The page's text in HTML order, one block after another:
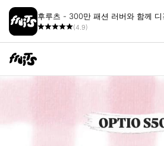
후루츠 - 300만 패션 러버와 함께 디
(4.9)